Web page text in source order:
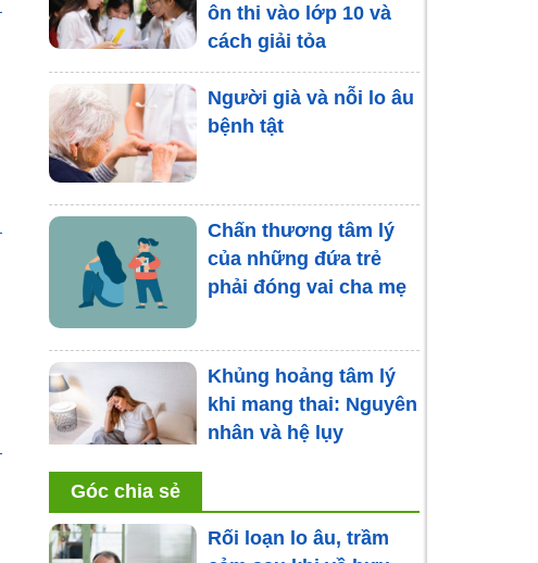
ôn thi vào lớp 10 và
cách giải tỏa
Người già và nỗi lo âu
bệnh tật
Chấn thương tâm lý
của những đứa trẻ
phải đóng vai cha mẹ
Khủng hoảng tâm lý
khi mang thai: Nguyên
nhân và hệ lụy
Con trầm cảm nặng,
bố mẹ nói 'lấy cớ, giả
Góc chia sẻ
Rối loạn lo âu, trầm